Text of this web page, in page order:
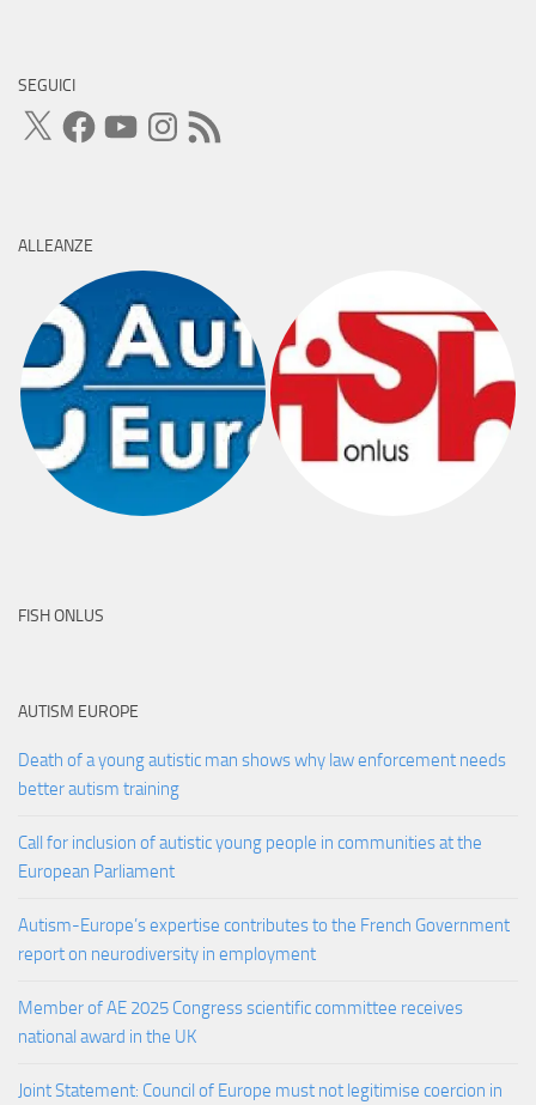
SEGUICI
X FacebookYouTubeInstagram
Feed
RSS
ALLEANZE
FISH ONLUS
AUTISM EUROPE
Death of a young autistic man shows why law enforcement needs
better autism training
Call for inclusion of autistic young people in communities at the
European Parliament
Autism-Europe’s expertise contributes to the French Government
report on neurodiversity in employment
Member of AE 2025 Congress scientific committee receives
national award in the UK
Joint Statement: Council of Europe must not legitimise coercion in